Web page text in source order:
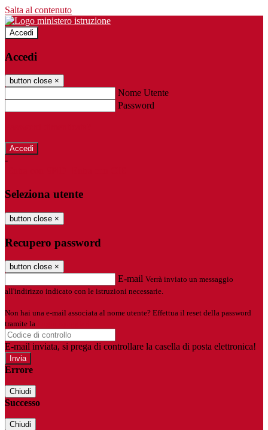
Salta al contenuto
Accedi
Accedi
button close ×
Nome Utente
Password
-
Seleziona utente
button close ×
Recupero password
button close ×
E-mail Verrà inviato un messaggio
all'indirizzo indicato con le istruzioni necessarie.
Non hai una e-mail associata al nome utente? Effettua il reset della password
tramite la
E-mail inviata, si prega di controllare la casella di posta elettronica!
Errore
Chiudi
Successo
Chiudi